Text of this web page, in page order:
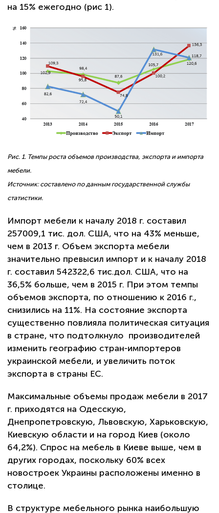
на 15% ежегодно (рис 1).
Рис. 1. Темпы роста объемов производства, экспорта и импорта
мебели.
Источник: составлено по данным государственной службы
статистики.
Импорт мебели к началу 2018 г. составил
257009,1 тис. дол. США, что на 43% меньше,
чем в 2013 г. Объем экспорта мебели
значительно превысил импорт и к началу 2018
г. составил 542322,6 тис.дол. США, что на
36,5% больше, чем в 2015 г. При этом темпы
объемов экспорта, по отношению к 2016 г.,
снизились на 11%. На состояние экспорта
существенно повлияла политическая ситуация
в стране, что подтолкнуло производителей
изменить географию стран-импортеров
украинской мебели, и увеличить поток
экспорта в страны ЕС.
Максимальные объемы продаж мебели в 2017
г. приходятся на Одесскую,
Днепропетровскую, Львовскую, Харьковскую,
Киевскую области и на город Киев (около
64,2%). Спрос на мебель в Киеве выше, чем в
других городах, поскольку 60% всех
новостроек Украины расположены именно в
столице.
В структуре мебельного рынка наибольшую